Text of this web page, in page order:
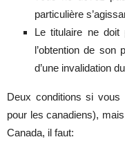
particulière
Le titulaire ne doit
l’obtention de son
d’une invalidation
Deux conditions si vous
pour les canadiens),
Canada, il faut: